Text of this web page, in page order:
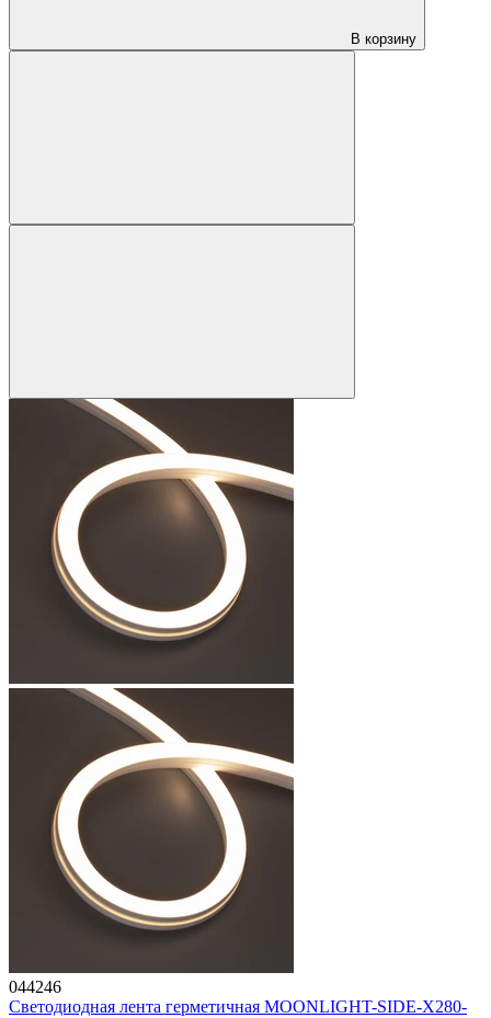
В корзину
044246
Светодиодная лента герметичная MOONLIGHT-SIDE-X280-